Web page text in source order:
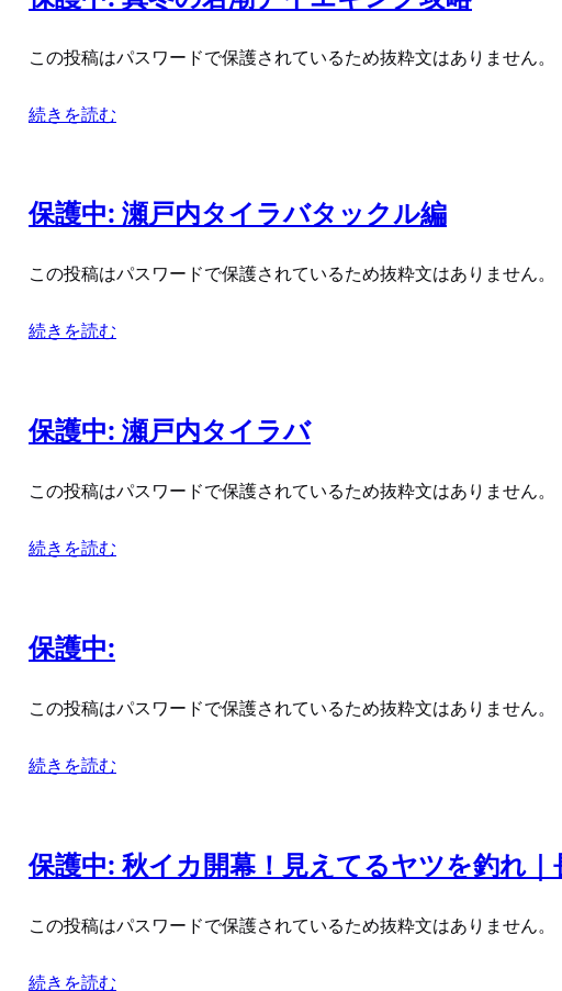
この投稿はパスワードで保護されているため抜粋文はありません。
続きを読む
保護中: 瀬戸内タイラバタックル編
この投稿はパスワードで保護されているため抜粋文はありません。
続きを読む
保護中: 瀬戸内タイラバ
この投稿はパスワードで保護されているため抜粋文はありません。
続きを読む
保護中:
この投稿はパスワードで保護されているため抜粋文はありません。
続きを読む
保護中: 秋イカ開幕！見えてるヤツを釣れ
この投稿はパスワードで保護されているため抜粋文はありません。
続きを読む